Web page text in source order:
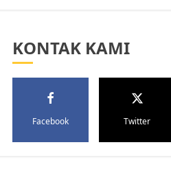
KONTAK KAMI
Facebook Twitter